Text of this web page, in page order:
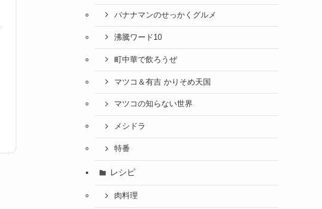
バナナマンのせっかくグルメ
沸騰ワード10
町中華で飲ろうぜ
マツコ＆有吉 かりそめ天国
マツコの知らない世界
メシドラ
特番
レシピ
肉料理